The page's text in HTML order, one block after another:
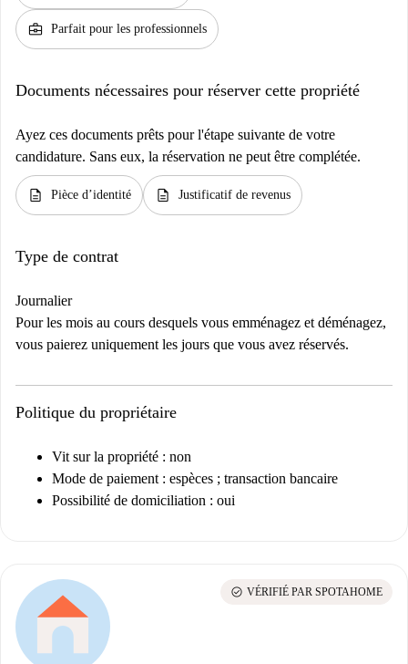
business_center Parfait pour les professionnels
Documents nécessaires pour réserver cette propriété
Ayez ces documents prêts pour l'étape suivante de votre
candidature. Sans eux, la réservation ne peut être complétée.
description Pièce d’identité description Justificatif de revenus
Type de contrat
Journalier
Pour les mois au cours desquels vous emménagez et déménagez,
vous paierez uniquement les jours que vous avez réservés.
Politique du propriétaire
Vit sur la propriété : non
Mode de paiement : espèces ; transaction bancaire
Possibilité de domiciliation : oui
check_circle VÉRIFIÉ PAR SPOTAHOME